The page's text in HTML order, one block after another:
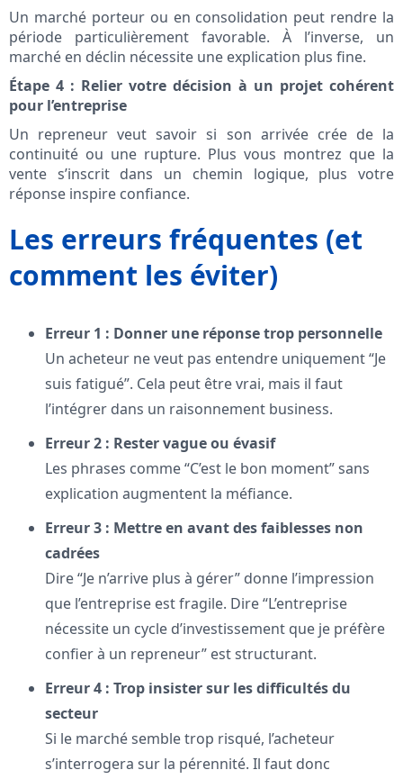
Un marché porteur ou en consolidation peut rendre la
période particulièrement favorable. À l’inverse, un
marché en déclin nécessite une explication plus fine.
Étape 4 : Relier votre décision à un projet cohérent
pour l’entreprise
Un repreneur veut savoir si son arrivée crée de la
continuité ou une rupture. Plus vous montrez que la
vente s’inscrit dans un chemin logique, plus votre
réponse inspire confiance.
Les erreurs fréquentes (et
comment les éviter)
Erreur 1 : Donner une réponse trop personnelle
Un acheteur ne veut pas entendre uniquement “Je
suis fatigué”. Cela peut être vrai, mais il faut
l’intégrer dans un raisonnement business.
Erreur 2 : Rester vague ou évasif
Les phrases comme “C’est le bon moment” sans
explication augmentent la méfiance.
Erreur 3 : Mettre en avant des faiblesses non
cadrées
Dire “Je n’arrive plus à gérer” donne l’impression
que l’entreprise est fragile. Dire “L’entreprise
nécessite un cycle d’investissement que je préfère
confier à un repreneur” est structurant.
Erreur 4 : Trop insister sur les difficultés du
secteur
Si le marché semble trop risqué, l’acheteur
s’interrogera sur la pérennité. Il faut donc